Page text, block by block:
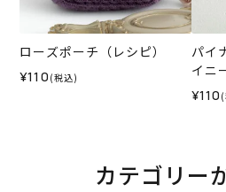
ローズポーチ（レシピ）
¥110 (税込)
パイ
イニ
¥110
カテゴリー